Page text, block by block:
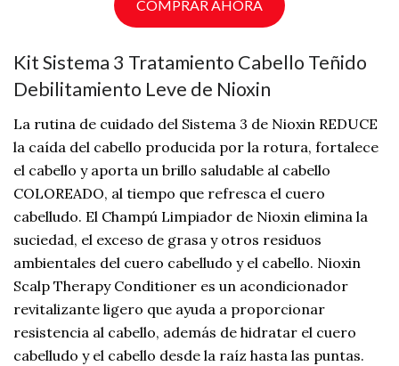
COMPRAR AHORA
Kit Sistema 3 Tratamiento Cabello Teñido
Debilitamiento Leve de Nioxin
La rutina de cuidado del Sistema 3 de Nioxin REDUCE
la caída del cabello producida por la rotura, fortalece
el cabello y aporta un brillo saludable al cabello
COLOREADO, al tiempo que refresca el cuero
cabelludo. El Champú Limpiador de Nioxin elimina la
suciedad, el exceso de grasa y otros residuos
ambientales del cuero cabelludo y el cabello. Nioxin
Scalp Therapy Conditioner es un acondicionador
revitalizante ligero que ayuda a proporcionar
resistencia al cabello, además de hidratar el cuero
cabelludo y el cabello desde la raíz hasta las puntas.